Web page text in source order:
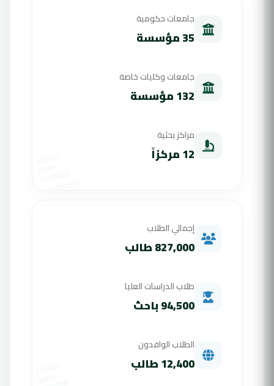
جامعات حكومية
35 مؤسسة
جامعات وكليات خاصة
132 مؤسسة
مراكز بحثية
12 مركزاً
إجمالي الطلاب
827,000 طالب
طلاب الدراسات العليا
94,500 باحث
الطلاب الوافدون
12,400 طالب